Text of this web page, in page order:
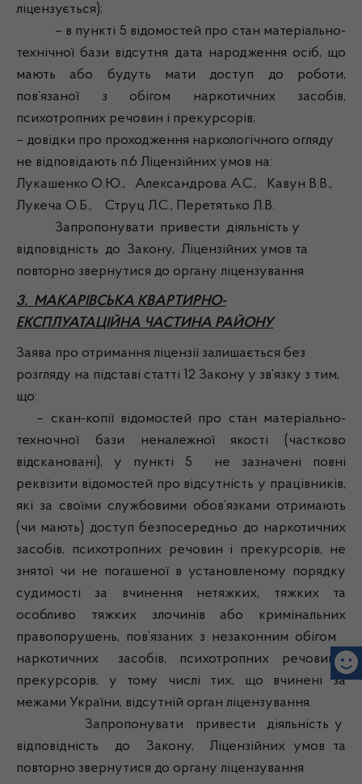
ліцензується);
– в пункті 5 відомостей про стан матеріально-
технічної бази відсутня дата народження осіб, що
мають або будуть мати доступ до роботи,
пов’язаної з обігом наркотичних засобів,
психотропних речовин і прекурсорів;
– довідки про проходження наркологічного огляду
не відповідають п.6 Ліцензійних умов на:
Лукашенко О.Ю., Александрова А.С., Кавун В.В.,
Лукеча О.Б., Струц Л.С., Перетятько Л.В.
Запропонувати привести діяльність у
відповідність до Закону, Ліцензійних умов та
повторно звернутися до органу ліцензування
3. МАКАРІВСЬКА КВАРТИРНО-
ЕКСПЛУАТАЦІЙНА ЧАСТИНА РАЙОНУ
Заява про отримання ліцензії залишається без
розгляду на підставі статті 12 Закону у зв’язку з тим,
що:
– скан-копії відомостей про стан матеріально-
техночної бази неналежної якості (частково
відскановані), у пункті 5 не зазначені повні
реквізити відомостей про відсутність у працівників,
які за своїми службовими обов’язками отримають
(чи мають) доступ безпосередньо до наркотичних
засобів, психотропних речовин і прекурсорів, не
знятої чи не погашеної в установленому порядку
судимості за вчинення нетяжких, тяжких та
особливо тяжких злочинів або кримінальних
правопорушень, пов’язаних з незаконним обігом
наркотичних засобів, психотропних речовин і
прекурсорів, у тому числі тих, що вчинені за
межами України, відсутній орган ліцензування.
Запропонувати привести діяльність у
відповідність до Закону, Ліцензійних умов та
повторно звернутися до органу ліцензування